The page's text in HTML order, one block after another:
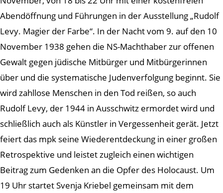
Abendöffnung und Führungen in der Ausstellung „Rudolf
Levy. Magier der Farbe“. In der Nacht vom 9. auf den 10
November 1938 gehen die NS-Machthaber zur offenen
Gewalt gegen jüdische Mitbürger und Mitbürgerinnen
über und die systematische Judenverfolgung beginnt. Sie
wird zahllose Menschen in den Tod reißen, so auch
Rudolf Levy, der 1944 in Ausschwitz ermordet wird und
schließlich auch als Künstler in Vergessenheit gerät. Jetzt
feiert das mpk seine Wiederentdeckung in einer großen
Retrospektive und leistet zugleich einen wichtigen
Beitrag zum Gedenken an die Opfer des Holocaust. Um
19 Uhr startet Svenja Kriebel gemeinsam mit dem